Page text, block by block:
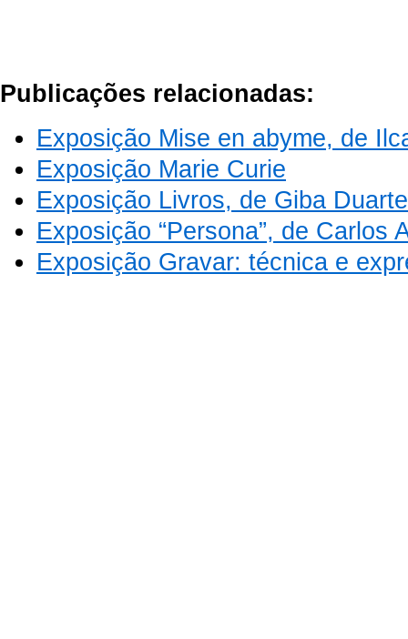
Publicações relacionadas:
Exposição Mise en abyme, de
Exposição Marie Curie
Exposição Livros, de Giba Duarte
Exposição “Persona”, de Carlos
Exposição Gravar: técnica e